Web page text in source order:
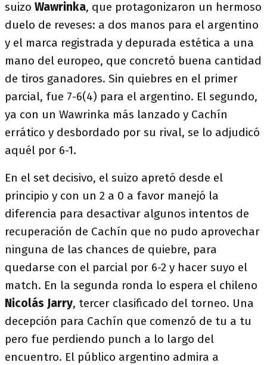
suizo Wawrinka, que protagonizaron un hermoso
duelo de reveses: a dos manos para el argentino
y el marca registrada y depurada estética a una
mano del europeo, que concretó buena cantidad
de tiros ganadores. Sin quiebres en el primer
parcial, fue 7-6(4) para el argentino. El segundo,
ya con un Wawrinka más lanzado y Cachín
errático y desbordado por su rival, se lo adjudicó
aquél por 6-1.
En el set decisivo, el suizo apretó desde el
principio y con un 2 a 0 a favor manejó la
diferencia para desactivar algunos intentos de
recuperación de Cachín que no pudo aprovechar
ninguna de las chances de quiebre, para
quedarse con el parcial por 6-2 y hacer suyo el
match. En la segunda ronda lo espera el chileno
Nicolás Jarry, tercer clasificado del torneo. Una
decepción para Cachín que comenzó de tu a tu
pero fue perdiendo punch a lo largo del
encuentro. El público argentino admira a